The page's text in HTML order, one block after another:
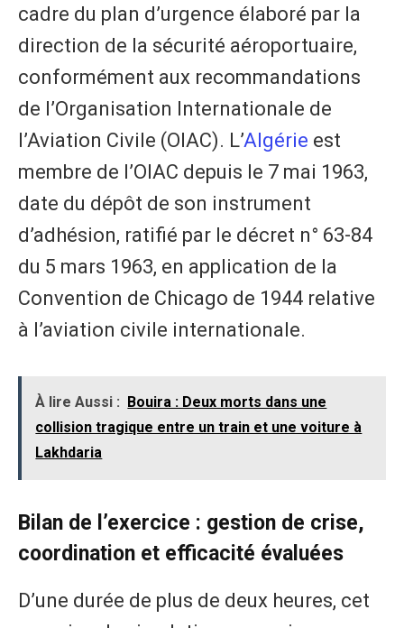
cadre du plan d’urgence élaboré par la
direction de la sécurité aéroportuaire,
conformément aux recommandations
de l’Organisation Internationale de
l’Aviation Civile (OIAC). L’Algérie est
membre de l’OIAC depuis le 7 mai 1963,
date du dépôt de son instrument
d’adhésion, ratifié par le décret n° 63-84
du 5 mars 1963, en application de la
Convention de Chicago de 1944 relative
à l’aviation civile internationale.
À lire Aussi :
Bouira : Deux morts dans une
collision tragique entre un train et une voiture à
Lakhdaria
Bilan de l’exercice : gestion de crise,
coordination et efficacité évaluées
D’une durée de plus de deux heures, cet